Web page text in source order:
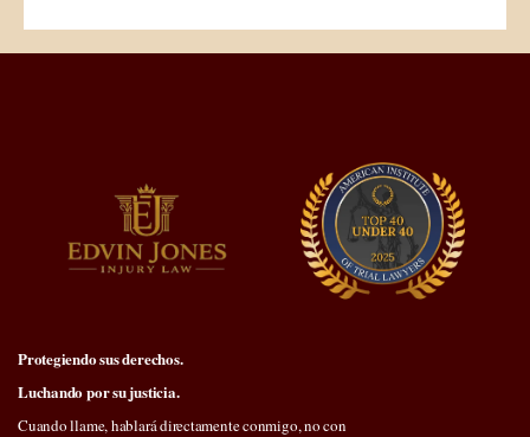
Protegiendo sus derechos.
Luchando por su justicia.
Cuando llame, hablará directamente conmigo, no con